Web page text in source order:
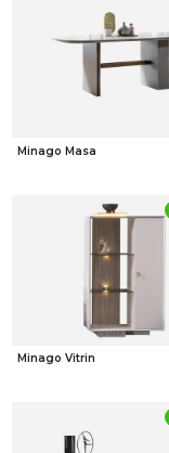
Minago Masa
Minago Vitrin